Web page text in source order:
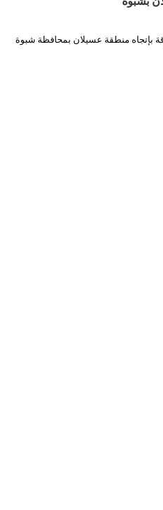
بإتجاه منطقة عسيلان بمحافظة شبوة